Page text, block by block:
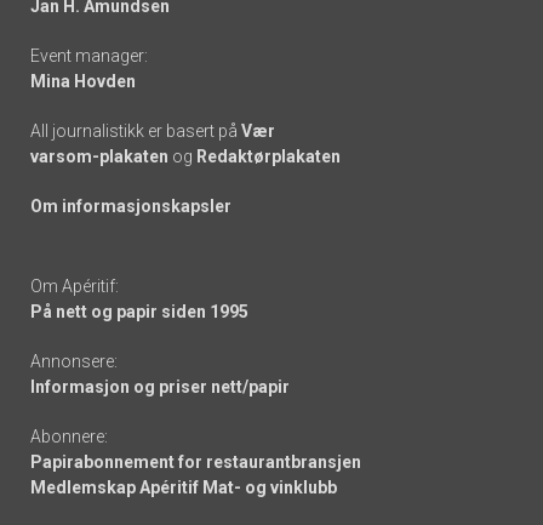
Jan H. Amundsen
Event manager:
Mina Hovden
All journalistikk er basert på Vær
varsom-plakaten og Redaktørplakaten
Om informasjonskapsler
Om Apéritif:
På nett og papir siden 1995
Annonsere:
Informasjon og priser nett/papir
Abonnere:
Papirabonnement for restaurantbransjen
Medlemskap Apéritif Mat- og vinklubb